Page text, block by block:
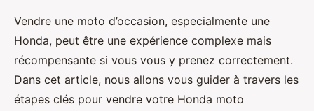
Vendre une moto d’occasion, especialmente une
Honda, peut être une expérience complexe mais
récompensante si vous vous y prenez correctement.
Dans cet article, nous allons vous guider à travers les
étapes clés pour vendre votre Honda moto